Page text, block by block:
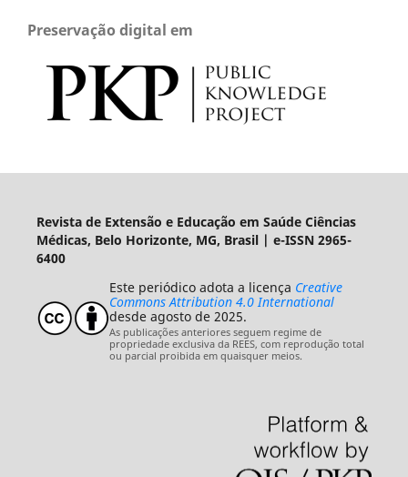
Preservação digital em
Revista de Extensão e Educação em Saúde Ciências
Médicas, Belo Horizonte, MG, Brasil | e-ISSN 2965-
6400
Este periódico adota a licença Creative
Commons Attribution 4.0 International
desde agosto de 2025.
As publicações anteriores seguem regime de
propriedade exclusiva da REES, com reprodução total
ou parcial proibida em quaisquer meios.